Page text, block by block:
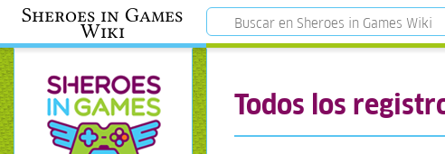
Sheroes in Games
Wiki
Todos los